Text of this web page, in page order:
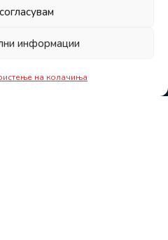
информации
на колачиња